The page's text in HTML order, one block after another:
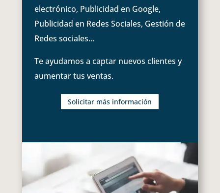
electrónico, Publicidad en Google,
Publicidad en Redes Sociales, Gestión de
Redes sociales…
Te ayudamos a captar nuevos clientes y
aumentar tus ventas.
Solicitar más información